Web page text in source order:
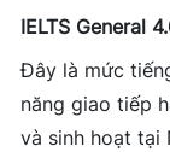
IELTS General
Đây là mức
năng giao tiếp
và sinh hoạt tại